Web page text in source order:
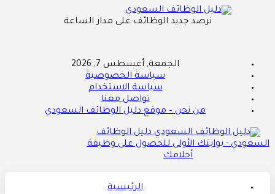
نرصد جديد الوظائف على مدار الساعة
الجمعة, أغسطس 7, 2026
سياسة الخصوصية
سياسة الاستخدام
تواصل معنا
من نحن – موقع دليل الوظائف السعودي
دليل الوظائف
السعودي - بوابتك الأولى للحصول على وظيفة
أحلامك
الرئيسية